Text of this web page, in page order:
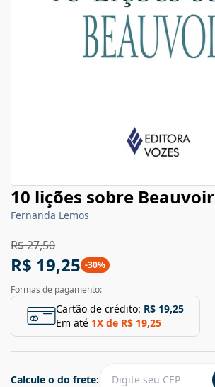
10 lições sobre Beauvoir
Fernanda Lemos
R$ 27,50
R$ 19,25 -30%
Formas de pagamento:
Cartão de crédito: R$ 19,25
Em até 1X de R$ 19,25
Calcule o do frete: